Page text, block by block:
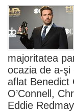
majoritatea
ocazia de a-
aflat Benedict
O’Connell,
Eddie